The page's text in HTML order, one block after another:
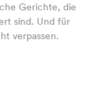
Gerichte, die
sind. Und für
verpassen.